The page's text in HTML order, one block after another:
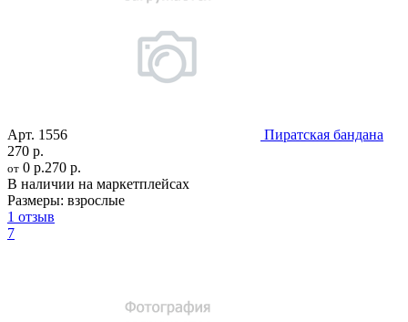
Арт. 1556
Пиратская бандана
270 р.
от 0 р.270 р.
В наличии на маркетплейсах
Размеры: взрослые
1 отзыв
7